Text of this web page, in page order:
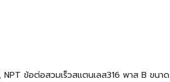
NPT ข้อต่อสวมเร็วสแตนเลส316 พาส B ขนาด